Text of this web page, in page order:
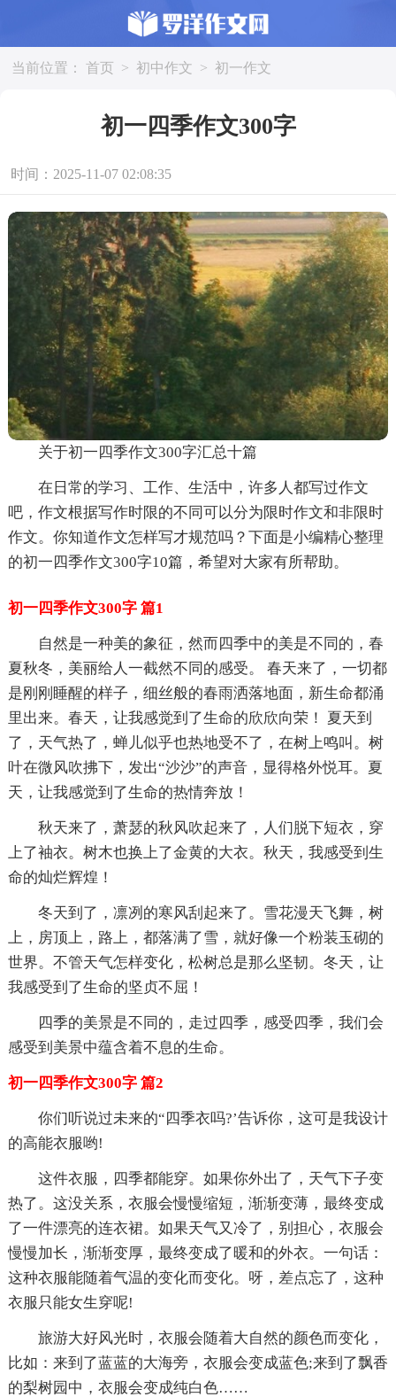
当前位置： 首页 > 初中作文 > 初一作文
初一四季作文300字
时间：2025-11-07 02:08:35
关于初一四季作文300字汇总十篇
在日常的学习、工作、生活中，许多人都写过作文
吧，作文根据写作时限的不同可以分为限时作文和非限时
作文。你知道作文怎样写才规范吗？下面是小编精心整理
的初一四季作文300字10篇，希望对大家有所帮助。
初一四季作文300字 篇1
自然是一种美的象征，然而四季中的美是不同的，春
夏秋冬，美丽给人一截然不同的感受。 春天来了，一切都
是刚刚睡醒的样子，细丝般的春雨洒落地面，新生命都涌
里出来。春天，让我感觉到了生命的欣欣向荣！ 夏天到
了，天气热了，蝉儿似乎也热地受不了，在树上鸣叫。树
叶在微风吹拂下，发出“沙沙”的声音，显得格外悦耳。夏
天，让我感觉到了生命的热情奔放！
秋天来了，萧瑟的秋风吹起来了，人们脱下短衣，穿
上了袖衣。树木也换上了金黄的大衣。秋天，我感受到生
命的灿烂辉煌！
冬天到了，凛冽的寒风刮起来了。雪花漫天飞舞，树
上，房顶上，路上，都落满了雪，就好像一个粉装玉砌的
世界。不管天气怎样变化，松树总是那么坚韧。冬天，让
我感受到了生命的坚贞不屈！
四季的美景是不同的，走过四季，感受四季，我们会
感受到美景中蕴含着不息的生命。
初一四季作文300字 篇2
你们听说过未来的“四季衣吗?’告诉你，这可是我设计
的高能衣服哟!
这件衣服，四季都能穿。如果你外出了，天气下子变
热了。这没关系，衣服会慢慢缩短，渐渐变薄，最终变成
了一件漂亮的连衣裙。如果天气又冷了，别担心，衣服会
慢慢加长，渐渐变厚，最终变成了暖和的外衣。一句话：
这种衣服能随着气温的变化而变化。呀，差点忘了，这种
衣服只能女生穿呢!
旅游大好风光时，衣服会随着大自然的颜色而变化，
比如：来到了蓝蓝的大海旁，衣服会变成蓝色;来到了飘香
的梨树园中，衣服会变成纯白色……